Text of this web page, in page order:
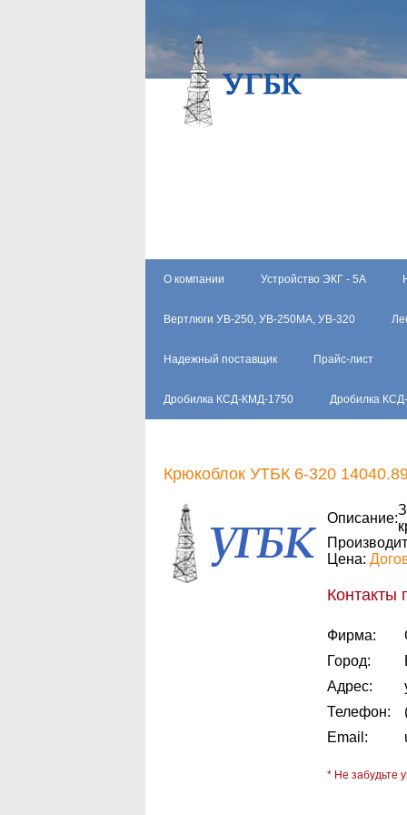
О компании Устройство ЭКГ - 5А
Вертлюги УВ-250, УВ-250МА, УВ-320
Надежный поставщик Прайс-лист
Дробилка КСД-КМД-1750 Дробилка
Крюкоблок УТБК 6-320
Описание:
Цена:
Контакты
Фирма:
Город:
Адрес:
Телефон:
Email:
* Не забудьте